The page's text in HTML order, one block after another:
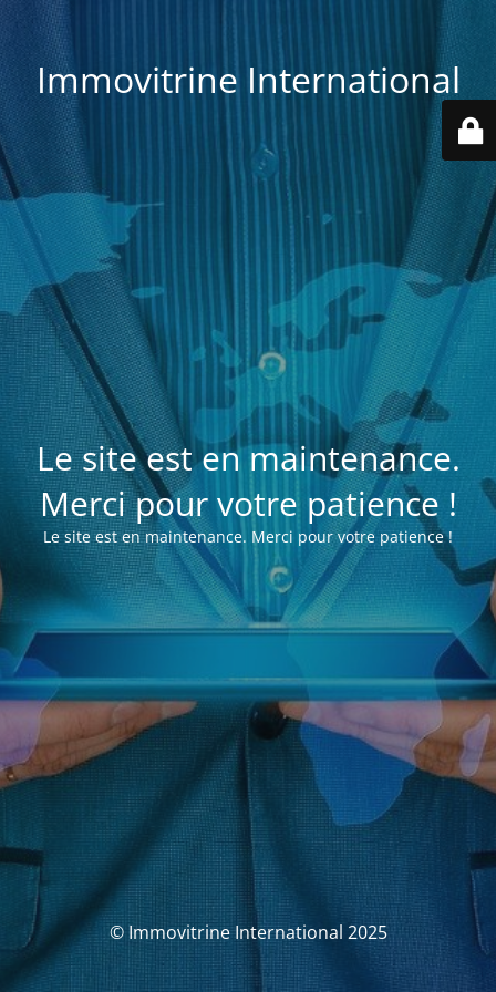
Immovitrine International
Le site est en maintenance.
Merci pour votre patience !
Le site est en maintenance. Merci pour votre patience !
© Immovitrine International 2025